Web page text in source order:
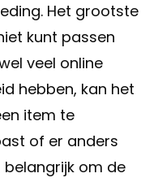
Het grootste
kunt passen
veel online
hebben, kan het
item te
of er anders
belangrijk om de